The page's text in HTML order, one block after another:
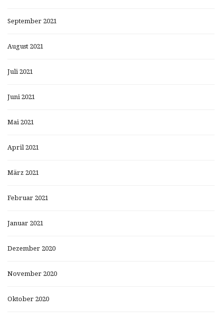
September 2021
August 2021
Juli 2021
Juni 2021
Mai 2021
April 2021
März 2021
Februar 2021
Januar 2021
Dezember 2020
November 2020
Oktober 2020